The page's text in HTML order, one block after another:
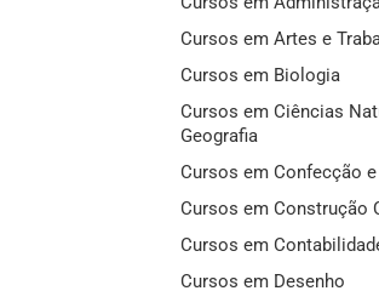
Cursos em Artes e
Cursos em Biologia
Cursos em Ciências
Geografia
Cursos em Confecção
Cursos em Construção
Cursos em
Cursos em Desenho